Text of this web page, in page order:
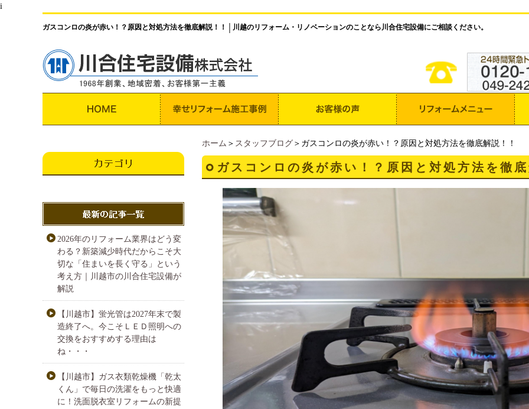
i
ガスコンロの炎が赤い！？原因と対処方法を徹底解説！！ 川越のリフォーム・リノベーションのことなら川合住宅設備にご相談ください。
ホーム ＞ スタッフブログ ＞ガスコンロの炎が赤い！？原因と対処方法を徹底解説！！
ガスコンロの炎が赤い！？原因と対処方法を徹
2026年のリフォーム業界はどう変
わる？新築減少時代だからこそ大
切な「住まいを長く守る」という
考え方｜川越市の川合住宅設備が
解説
【川越市】蛍光管は2027年末で製
造終了へ。今こそＬＥＤ照明への
交換をおすすめする理由は
ね・・・
【川越市】ガス衣類乾燥機「乾太
くん」で毎日の洗濯をもっと快適
に！洗面脱衣室リフォームの新提